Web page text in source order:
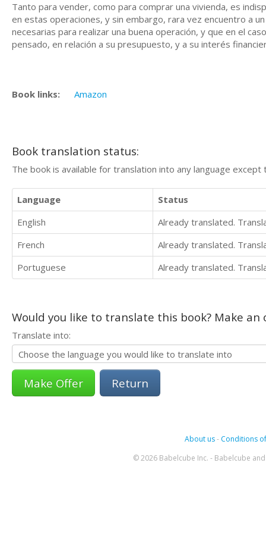
Tanto para vender, como para comprar una vivienda, es
en estas operaciones, y sin embargo, rara vez encuentro a
necesarias para realizar una buena operación, y que en el
pensado, en relación a su presupuesto, y a su interés
Book links: Amazon
Book translation status:
The book is available for translation into any language
Language
Status
English
Already translated.
French
Already translated.
Portuguese
Already translated.
Would you like to translate this book? Make
Translate into:
Return
About us- Conditions
© 2026 Babelcube Inc. - Babelcube